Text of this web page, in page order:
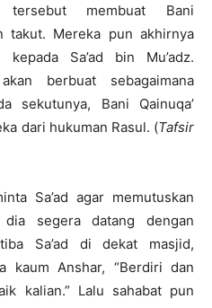
tersebut membuat Bani
takut. Mereka pun akhirnya
Sa’ad bin Mu’adz.
berbuat sebagaimana
sekutunya, Bani Qainuqa’
dari hukuman Rasul. (Tafsir
Sa’ad agar memutuskan
segera datang dengan
Sa’ad di dekat masjid,
kaum Anshar, “Berdiri dan
kalian.” Lalu sahabat pun